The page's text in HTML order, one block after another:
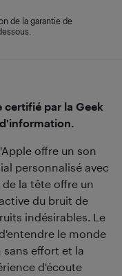
par la Geek
offre un son
personnalisé avec
la tête offre un
du bruit de
indésirables. Le
le monde
effort et la
d'écoute
de la garantie de